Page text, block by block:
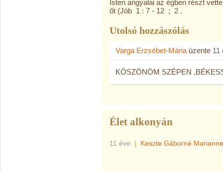
Isten angyalai az égben részt
őt (Jób 1 : 7 - 12 ; 2 .
Utolsó hozzászólás
Varga Erzsébet-Mária üzente 11
KÖSZÖNÖM SZÉPEN
Élet alkonyán
11 éve | Keszte Gáborné Marianne